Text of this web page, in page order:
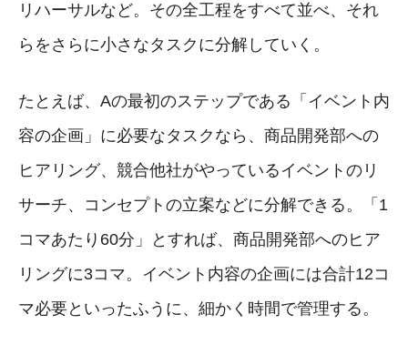
リハーサルなど。その全工程をすべて並べ、それ
らをさらに小さなタスクに分解していく。
たとえば、Aの最初のステップである「イベント内
容の企画」に必要なタスクなら、商品開発部への
ヒアリング、競合他社がやっているイベントのリ
サーチ、コンセプトの立案などに分解できる。「1
コマあたり60分」とすれば、商品開発部へのヒア
リングに3コマ。イベント内容の企画には合計12コ
マ必要といったふうに、細かく時間で管理する。